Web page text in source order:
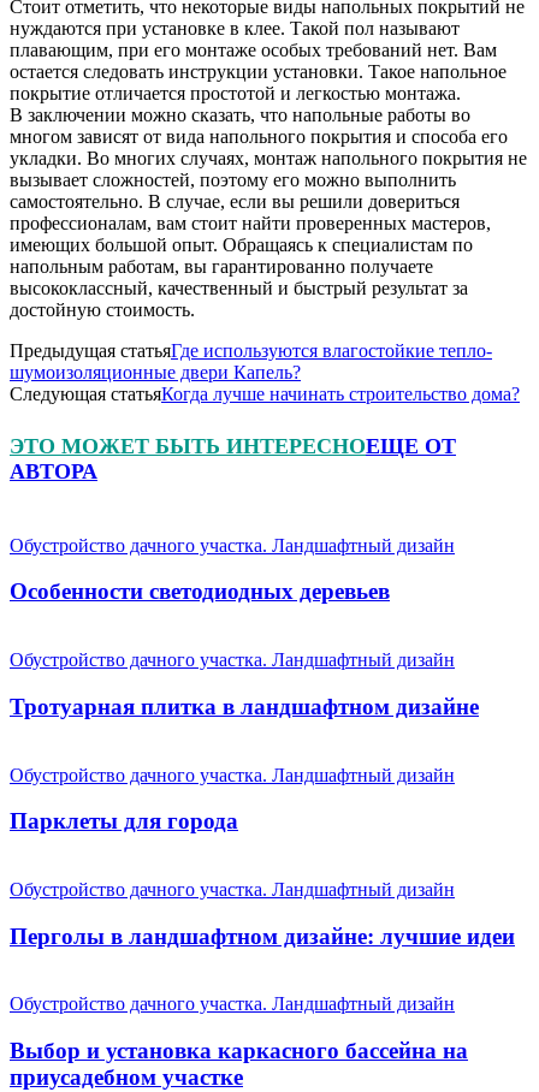
Стоит отметить, что некоторые виды напольных покрытий не
нуждаются при установке в клее. Такой пол называют
плавающим, при его монтаже особых требований нет. Вам
остается следовать инструкции установки. Такое напольное
покрытие отличается простотой и легкостью монтажа.
В заключении можно сказать, что напольные работы во
многом зависят от вида напольного покрытия и способа его
укладки. Во многих случаях, монтаж напольного покрытия не
вызывает сложностей, поэтому его можно выполнить
самостоятельно. В случае, если вы решили довериться
профессионалам, вам стоит найти проверенных мастеров,
имеющих большой опыт. Обращаясь к специалистам по
напольным работам, вы гарантированно получаете
высококлассный, качественный и быстрый результат за
достойную стоимость.
Предыдущая статьяГде используются влагостойкие тепло-
шумоизоляционные двери Капель?
Следующая статьяКогда лучше начинать строительство дома?
ЭТО МОЖЕТ БЫТЬ ИНТЕРЕСНОЕЩЕ ОТ
АВТОРА
Обустройство дачного участка. Ландшафтный дизайн
Особенности светодиодных деревьев
Обустройство дачного участка. Ландшафтный дизайн
Тротуарная плитка в ландшафтном дизайне
Обустройство дачного участка. Ландшафтный дизайн
Парклеты для города
Обустройство дачного участка. Ландшафтный дизайн
Перголы в ландшафтном дизайне: лучшие идеи
Обустройство дачного участка. Ландшафтный дизайн
Выбор и установка каркасного бассейна на
приусадебном участке